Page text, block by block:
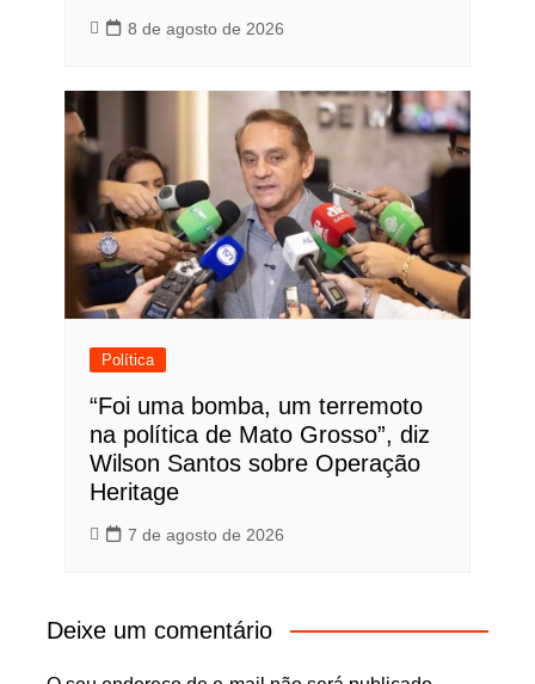
8 de agosto de 2026
Política
“Foi uma bomba, um terremoto
na política de Mato Grosso”, diz
Wilson Santos sobre Operação
Heritage
7 de agosto de 2026
Deixe um comentário